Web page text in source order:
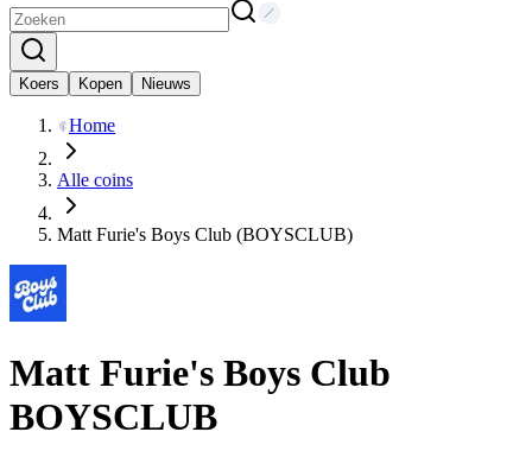
Koers Kopen Nieuws
Home
Alle coins
Matt Furie's Boys Club (BOYSCLUB)
Matt Furie's Boys Club
BOYSCLUB